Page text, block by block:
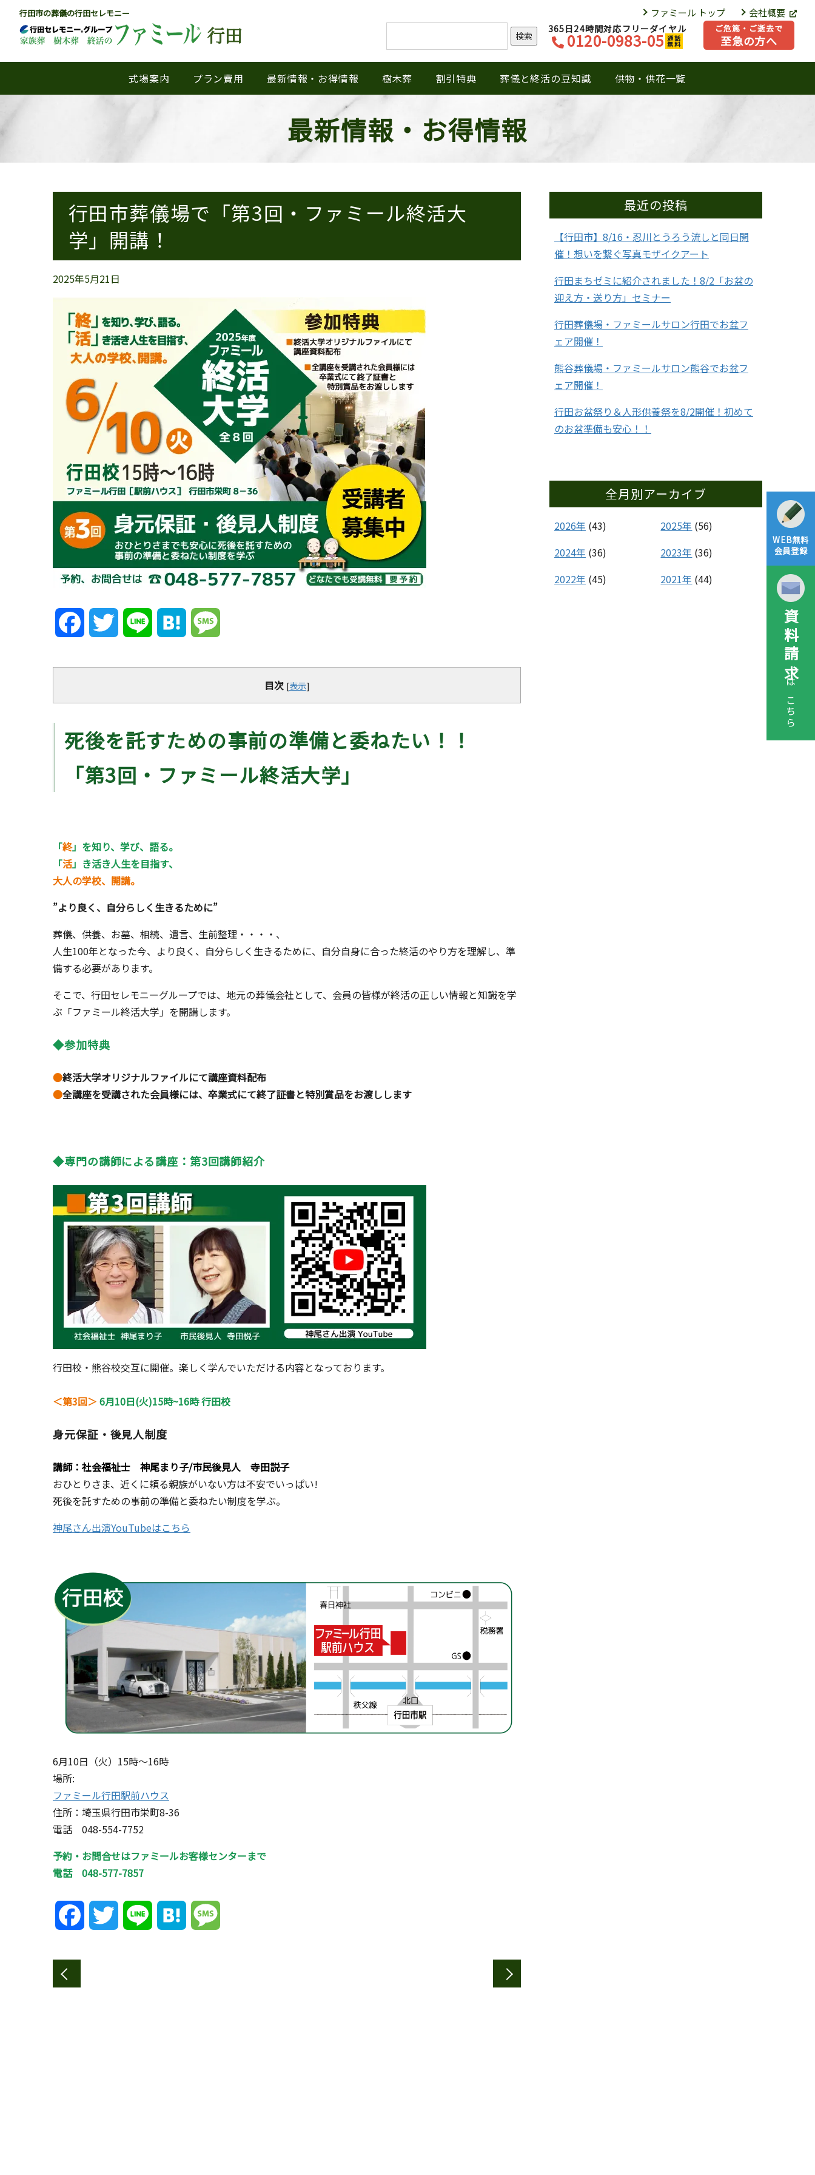
行田市の葬儀の行田セレモニー
行田
式場案内 プラン費用 最新情報・お得情報 樹木葬 割引特典 葬儀と終活の豆知識 供物・供花一覧
ファミール トップ 会社概要
検索
365日24時間対応フリーダイヤル
0120-0983-05 通話
無料
ご危篤・ご逝去で
至急の方へ
WEB無料
会員登録
資料請求
はこちら
最新情報・お得情報
行田市葬儀場で「第3回・ファミール終活大
学」開講！
2025年5月21日
FacebookTwitter Line Hatena
目次 [表示]
死後を託すための事前の準備と委ねたい！！
「第3回・ファミール終活大学」
「終」を知り、学び、語る。
「活」き活き人生を目指す、
大人の学校、開講。
”より良く、自分らしく生きるために”
葬儀、供養、お墓、相続、遺言、生前整理・・・・、
人生100年となった今、より良く、自分らしく生きるために、自分自身に合った終活のやり方を理解し、準
備する必要があります。
そこで、行田セレモニーグループでは、地元の葬儀会社として、会員の皆様が終活の正しい情報と知識を学
ぶ「ファミール終活大学」を開講します。
◆参加特典
●終活大学オリジナルファイルにて講座資料配布
●全講座を受講された会員様には、卒業式にて終了証書と特別賞品をお渡しします
◆専門の講師による講座：第3回講師紹介
行田校・熊谷校交互に開催。楽しく学んでいただける内容となっております。
＜第3回＞ 6月10日(火)15時~16時 行田校
身元保証・後見人制度
講師：社会福祉士 神尾まり子/市民後見人 寺田説子
おひとりさま、近くに頼る親族がいない方は不安でいっぱい!
死後を託すための事前の準備と委ねたい制度を学ぶ。
神尾さん出演YouTubeはこちら
6月10日（火）15時～16時
場所:
ファミール行田駅前ハウス
住所：埼玉県行田市栄町8-36
電話 048-554-7752
予約・お問合せはファミールお客様センターまで
電話 048-577-7857
FacebookTwitter Line Hatena
最近の投稿
【行田市】8/16・忍川とうろう流しと同日開
催！想いを繋ぐ写真モザイクアート
行田まちゼミに紹介されました！8/2「お盆の
迎え方・送り方」セミナー
行田葬儀場・ファミールサロン行田でお盆フ
ェア開催！
熊谷葬儀場・ファミールサロン熊谷でお盆フ
ェア開催！
行田お盆祭り＆人形供養祭を8/2開催！初めて
のお盆準備も安心！！
全月別アーカイブ
2026年 (43) 2025年 (56)
2024年 (36) 2023年 (36)
2022年 (45) 2021年 (44)